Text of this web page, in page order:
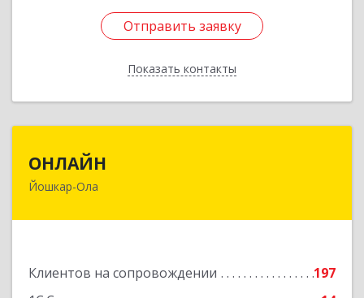
Отправить заявку
Показать контакты
Отправить заявку
Назад
ОНЛАЙН
Йошкар-Ола
Клиентов на сопровождении
197
424000, Марий Эл Респ, Йошкар-Ола г,